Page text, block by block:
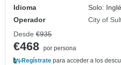
Idioma
Solo:
Operador
City of
Desde €935
€468
por persona
Regístrate para acceder a los